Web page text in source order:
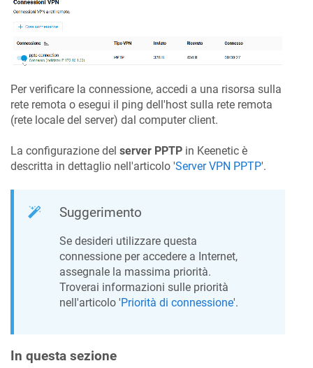
Per verificare la connessione, accedi a una risorsa sulla
rete remota o esegui il ping dell'host sulla rete remota
(rete locale del server) dal computer client.
La configurazione del server PPTP in Keenetic è
descritta in dettaglio nell'articolo 'Server VPN PPTP'.
Suggerimento
Se desideri utilizzare questa
connessione per accedere a Internet,
assegnale la massima priorità.
Troverai informazioni sulle priorità
nell'articolo 'Priorità di connessione'.
In questa sezione